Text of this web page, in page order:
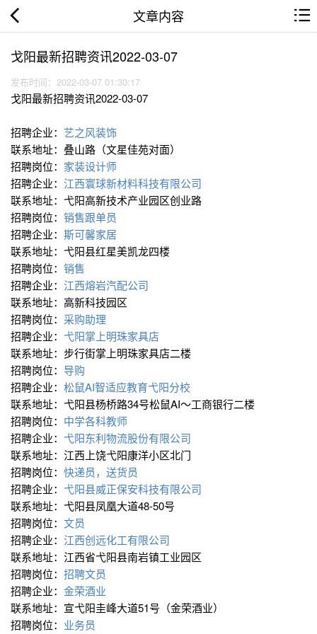
文章内容
戈阳最新招聘资讯2022-03-07
发布时间：2022-03-07 01:30:17
戈阳最新招聘资讯2022-03-07
招聘企业： 艺之风装饰
联系地址：叠山路（文星佳苑对面）
招聘岗位： 家装设计师
招聘企业： 江西寰球新材料科技有限公司
联系地址：弋阳高新技术产业园区创业路
招聘岗位： 销售跟单员
招聘企业： 斯可馨家居
联系地址：弋阳县红星美凯龙四楼
招聘岗位： 销售
招聘企业： 江西熔岩汽配公司
联系地址：高新科技园区
招聘岗位： 采购助理
招聘企业： 弋阳掌上明珠家具店
联系地址：步行街掌上明珠家具店二楼
招聘岗位： 导购
招聘企业： 松鼠AI智适应教育弋阳分校
联系地址：弋阳县杨桥路34号松鼠AI～工商银行二楼
招聘岗位： 中学各科教师
招聘企业： 弋阳东利物流股份有限公司
联系地址：江西上饶弋阳康洋小区北门
招聘岗位： 快递员，送货员
招聘企业： 弋阳县威正保安科技有限公司
联系地址：弋阳县凤凰大道48-50号
招聘岗位： 文员
招聘企业： 江西创远化工有限公司
联系地址：江西省弋阳县南岩镇工业园区
招聘岗位： 招聘文员
招聘企业： 金荣酒业
联系地址：宣弋阳圭峰大道51号（金荣酒业）
招聘岗位： 业务员